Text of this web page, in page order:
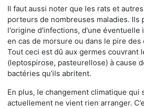
Il faut aussi noter que les rats et
porteurs de nombreuses maladies. Ils
l'origine d'infections, d'une éventuelle
en cas de morsure ou dans le pire des
Tout ceci est dû aux germes couvrant
(leptospirose, pasteurellose) à cause
bactéries qu’ils abritent.
En plus, le changement climatique qui
actuellement ne vient rien arranger.